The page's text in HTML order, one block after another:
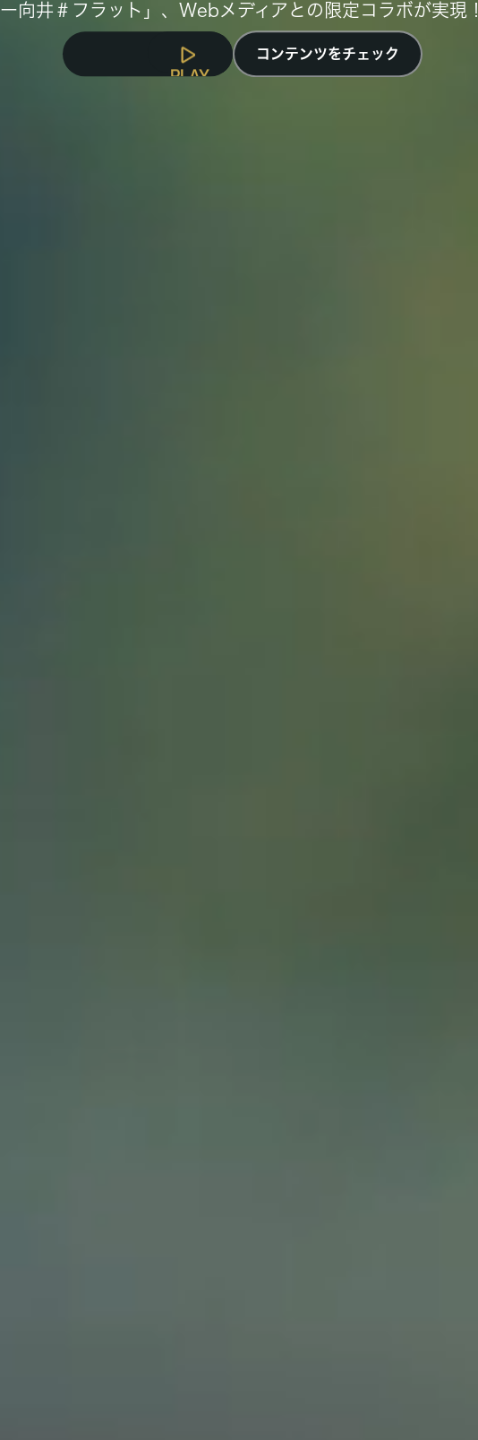
ー向井＃フラット」、Webメディアとの限定コラボが実現！
PLAY
コンテンツをチェック